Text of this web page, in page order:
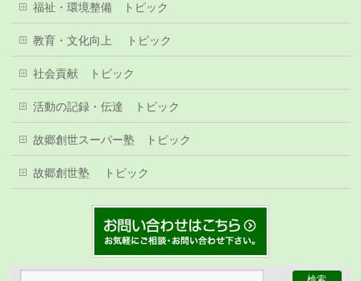
福祉・環境整備 トピック
教育・文化向上 トピック
社会貢献 トピック
活動の記録・伝達 トピック
故郷創世スーパー塾 トピック
故郷創世塾 トピック